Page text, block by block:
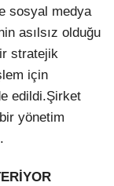
sosyal medya
asılsız olduğu
stratejik
için
edildi.Şirket
yönetim